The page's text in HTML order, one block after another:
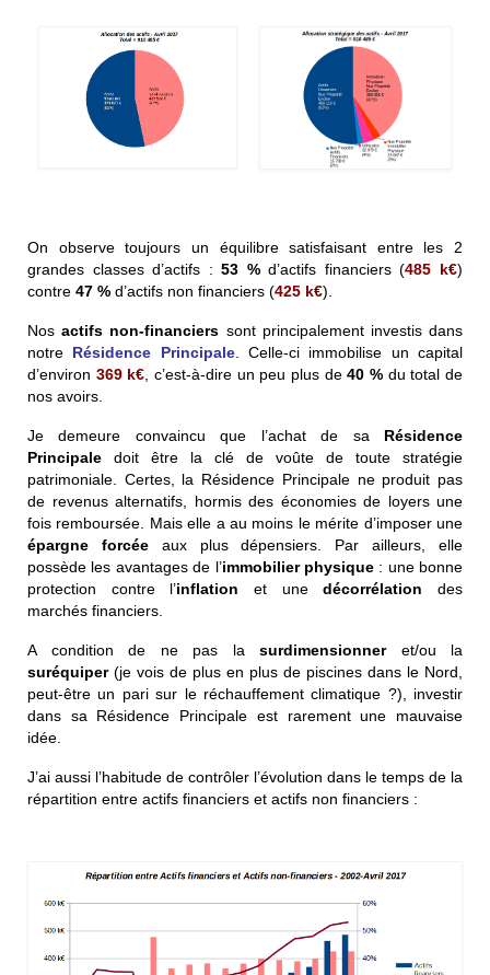
On observe toujours un équilibre satisfaisant entre les 2
grandes classes d’actifs : 53 %d’actifs financiers (485 k€)
contre 47 % d’actifs non financiers (425 k€).
Nosactifs non-financiers sont principalement investis dans
notre Résidence Principale. Celle-ci immobilise un capital
d’environ 369 k€ , c’est-à-dire un peu plus de40 % du total de
nos avoirs.
Je demeure convaincu que l’achat de sa Résidence
Principale doit être la clé de voûte de toute stratégie
patrimoniale. Certes, la Résidence Principale ne produit pas
de revenus alternatifs, hormis des économies de loyers une
fois remboursée. Mais elle a au moins le mérite d’imposer une
épargne forcéeaux plus dépensiers. Par ailleurs, elle
possède les avantages de l’immobilier physique: une bonne
protection contre l’inflation et unedécorrélation des
marchés financiers.
A condition de ne pas la surdimensionneret/ou la
suréquiper(je vois de plus en plus de piscines dans le Nord,
peut-être un pari sur le réchauffement climatique ?), investir
dans sa Résidence Principale est rarement une mauvaise
idée.
J’ai aussi l’habitude de contrôler l’évolution dans le temps de la
répartition entre actifs financiers et actifs non financiers :